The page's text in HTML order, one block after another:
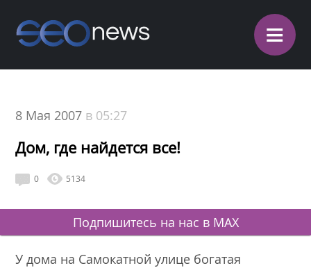
≡
8 Мая 2007 в 05:27
Дом, где найдется все!
0 5134
Подпишитесь на нас в MAX
У дома на Самокатной улице богатая